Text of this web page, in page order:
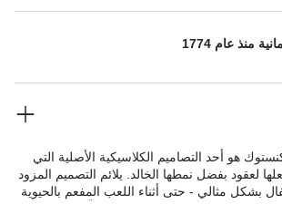
منذ عام 1774
هو أحد التصاميم الكلاسيكية الأصلية التي
لعقود بفضل نمطها الخالد. يلائم التصميم المزود
بشكل مثالي - حتى أثناء اللعب المفعم بالحيوية